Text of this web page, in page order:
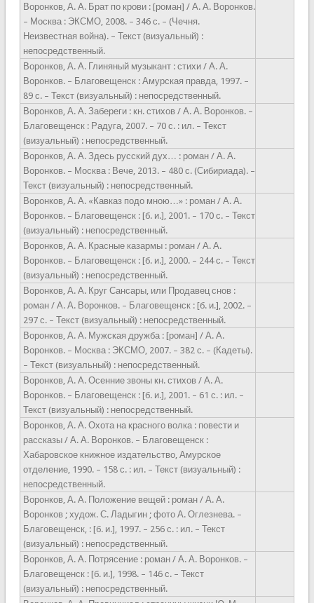
Воронков, А. А. Брат по крови : [роман] / А. А. Воронков.
– Москва : ЭКСМО, 2008. – 346 с. – (Чечня.
Неизвестная война). – Текст (визуальный) :
непосредственный.
Воронков, А. А. Глиняный музыкант : стихи / А. А.
Воронков. – Благовещенск : Амурская правда, 1997. –
89 с. – Текст (визуальный) : непосредственный.
Воронков, А. А. Забереги : кн. стихов / А. А. Воронков. –
Благовещенск : Радуга, 2007. – 70 с. : ил. – Текст
(визуальный) : непосредственный.
Воронков, А. А. Здесь русский дух… : роман / А. А.
Воронков. – Москва : Вече, 2013. – 480 с. (Сибириада). –
Текст (визуальный) : непосредственный.
Воронков, А. А. «Кавказ подо мною…» : роман / А. А.
Воронков. – Благовещенск : [б. и.], 2001. – 170 с. – Текст
(визуальный) : непосредственный.
Воронков, А. А. Красные казармы : роман / А. А.
Воронков. – Благовещенск : [б. и.], 2000. – 244 с. – Текст
(визуальный) : непосредственный.
Воронков, А. А. Круг Сансары, или Продавец снов :
роман / А. А. Воронков. – Благовещенск : [б. и.], 2002. –
297 с. – Текст (визуальный) : непосредственный.
Воронков, А. А. Мужская дружба : [роман] / А. А.
Воронков. – Москва : ЭКСМО, 2007. – 382 с. – (Кадеты).
– Текст (визуальный) : непосредственный.
Воронков, А. А. Осенние звоны кн. стихов / А. А.
Воронков. – Благовещенск : [б. и.], 2001. – 61 с. : ил. –
Текст (визуальный) : непосредственный.
Воронков, А. А. Охота на красного волка : повести и
рассказы / А. А. Воронков. – Благовещенск :
Хабаровское книжное издательство, Амурское
отделение, 1990. – 158 с. : ил. – Текст (визуальный) :
непосредственный.
Воронков, А. А. Положение вещей : роман / А. А.
Воронков ; худож. С. Ладыгин ; фото А. Оглезнева. –
Благовещенск, : [б. и.], 1997. – 256 с. : ил. – Текст
(визуальный) : непосредственный.
Воронков, А. А. Потрясение : роман / А. А. Воронков. –
Благовещенск : [б. и.], 1998. – 146 с. – Текст
(визуальный) : непосредственный.